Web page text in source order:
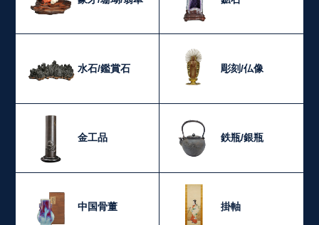
水石/鑑賞石 彫刻/仏像
金工品 鉄瓶/銀瓶
中国骨董 掛軸